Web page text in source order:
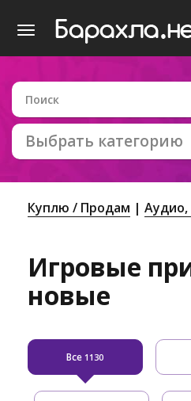
Выбрать категорию
Куплю / Продам
Игровые
новые
Все 1130